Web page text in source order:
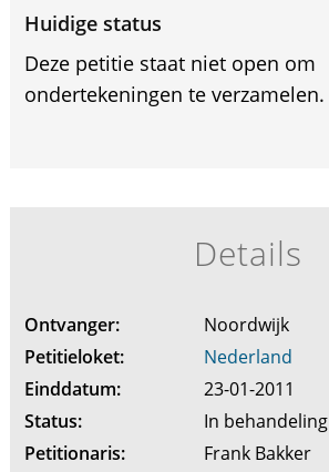
Huidige status
Deze petitie staat niet open om
ondertekeningen te verzamelen.
Details
Ontvanger:
Noordwijk
Petitieloket:
Nederland
Einddatum:
23-01-2011
Status:
In behandeling
Petitionaris:
Frank Bakker